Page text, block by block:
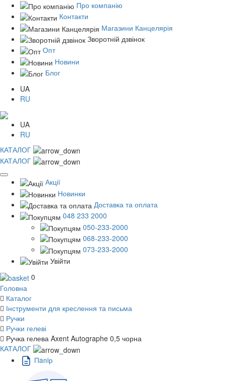
Про компанію
Контакти
Магазини Канцелярія
Зворотній дзвінок
Опт
Новини
Блог
UA
RU
UA
RU
КАТАЛОГ
КАТАЛОГ
Акції
Новинки
Доставка та оплата
048 233 2000
050-233-2000
068-233-2000
073-233-2000
Увійти
0
Головна
Каталог
Інструменти для креслення та письма
Ручки
Ручки гелеві
Ручка гелева Axent Autographe 0,5 чорна
КАТАЛОГ
Пaпiр